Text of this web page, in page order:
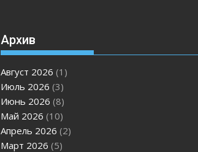
Архив
Август 2026 (1)
Июль 2026 (3)
Июнь 2026 (8)
Май 2026 (10)
Апрель 2026 (2)
Март 2026 (5)